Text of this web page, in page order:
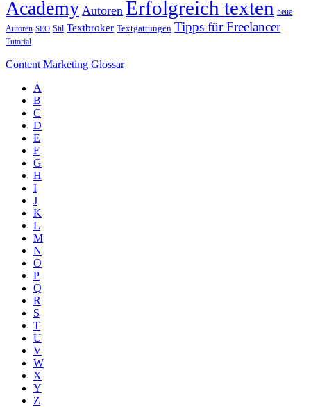
Academy Autoren Erfolgreich texten neue
Autoren SEO Stil Textbroker Textgattungen Tipps für Freelancer
Tutorial
Content Marketing Glossar
A
B
C
D
E
F
G
H
I
J
K
L
M
N
O
P
Q
R
S
T
U
V
W
X
Y
Z